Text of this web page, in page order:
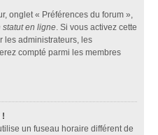
onglet « Préférences du forum »,
statut en ligne. Si vous activez cette
les administrateurs, les
compté parmi les membres
!
un fuseau horaire différent de